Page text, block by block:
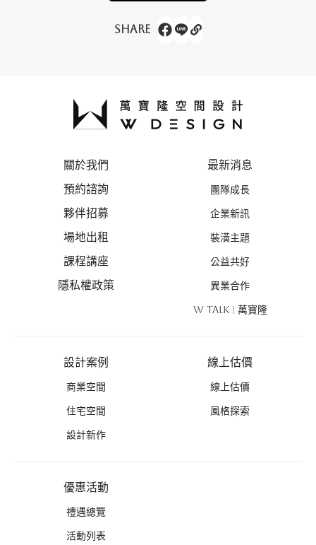
Share
關於我們
預約諮詢
夥伴招募
場地出租
課程講座
隱私權政策
最新消息
團隊成長
企業新訊
裝潢主題
公益共好
異業合作
W TALK | 萬寶隆
設計案例
商業空間
住宅空間
設計新作
線上估價
線上估價
風格探索
優惠活動
禮遇總覽
活動列表